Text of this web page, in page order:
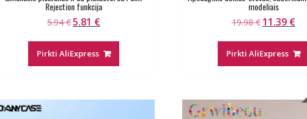
Rejection funkcija
5.94€Original
5.94 €.
5.81 €Current
5.81 €.
Pirkti AliExpress
modeliais
19.98€ Original
19.98 €.
11.39 €
Pirkti AliExpress